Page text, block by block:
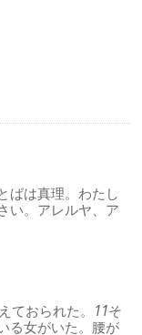
ばは真理。わたし
い。アレルヤ、ア
ておられた。 11そ
る女がいた。腰が